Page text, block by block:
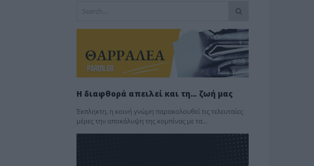
Η διαφθορά απειλεί και τη… ζωή μας
Έκπληκτη, η κοινή γνώμη παρακολουθεί τις τελευταίες
μέρες την αποκάλυψη της κο­μπίνας με τα…